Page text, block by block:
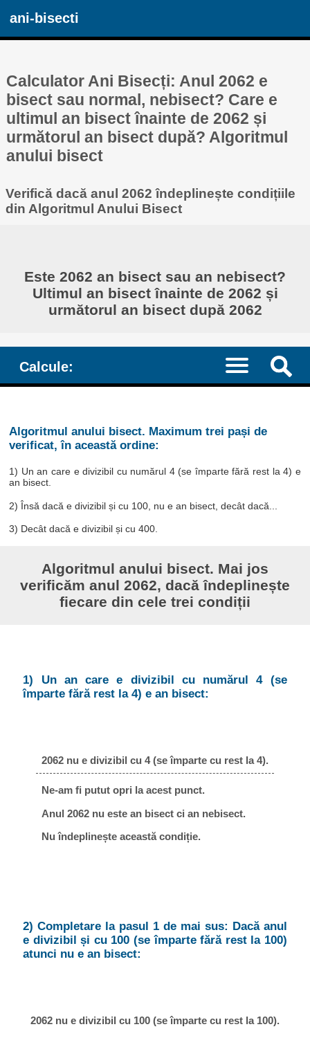
ani-bisecti
Calculator Ani Bisecți: Anul 2062 e
bisect sau normal, nebisect? Care e
ultimul an bisect înainte de 2062 și
următorul an bisect după? Algoritmul
anului bisect
Verifică dacă anul 2062 îndeplinește condițiile
din Algoritmul Anului Bisect
Este 2062 an bisect sau an nebisect?
Ultimul an bisect înainte de 2062 și
următorul an bisect după 2062
Calcule:
Algoritmul anului bisect. Maximum trei pași de
verificat, în această ordine:
1) Un an care e divizibil cu numărul 4 (se împarte fără rest la 4) e
an bisect.
2) Însă dacă e divizibil și cu 100, nu e an bisect, decât dacă...
3) Decât dacă e divizibil și cu 400.
Algoritmul anului bisect. Mai jos
verificăm anul 2062, dacă îndeplinește
fiecare din cele trei condiții
1) Un an care e divizibil cu numărul 4 (se
împarte fără rest la 4) e an bisect:
2062 nu e divizibil cu 4 (se împarte cu rest la 4).
Ne-am fi putut opri la acest punct.
Anul 2062 nu este an bisect ci an nebisect.
Nu îndeplinește această condiție.
2) Completare la pasul 1 de mai sus: Dacă anul
e divizibil și cu 100 (se împarte fără rest la 100)
atunci nu e an bisect:
2062 nu e divizibil cu 100 (se împarte cu rest la 100).